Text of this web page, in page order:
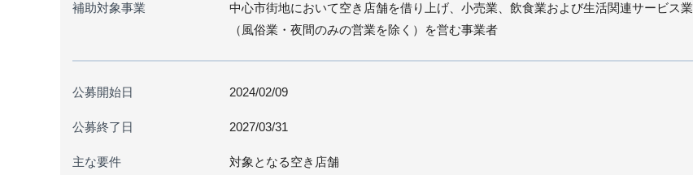
補助対象事業
中心市街地において空き店舗を借り上げ、小売業、飲食業および生活関連サービス業
（風俗業・夜間のみの営業を除く）を営む事業者
公募開始日 2024/02/09
公募終了日 2027/03/31
主な要件
対象となる空き店舗